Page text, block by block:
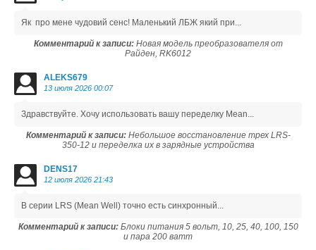
Як про мене чудовий сенс! Маленький ЛБЖ який при...
Комментарий к записи:Новая модель преобразователя от
Райден, RK6012
ALEKS679
13 июля 2026 00:07
Здравствуйте. Хочу использовать вашу переделку Mean...
Комментарий к записи:Небольшое восстановление трех LRS-
350-12 и переделка их в зарядные устройства
DENS17
12 июля 2026 21:43
В серии LRS (Mean Well) точно есть синхронный...
Комментарий к записи:Блоки питания 5 вольт, 10, 25, 40, 100, 150
и пара 200 ватт